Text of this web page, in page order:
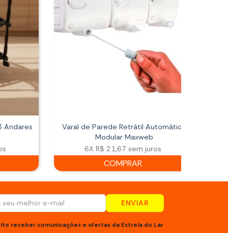
Andares
Varal de Parede Retrátil Automático
Modular Maxweb
6X R$ 21,67 sem juros
COMPRAR
ENVIAR
receber comunicações e ofertas da Estrela do Lar